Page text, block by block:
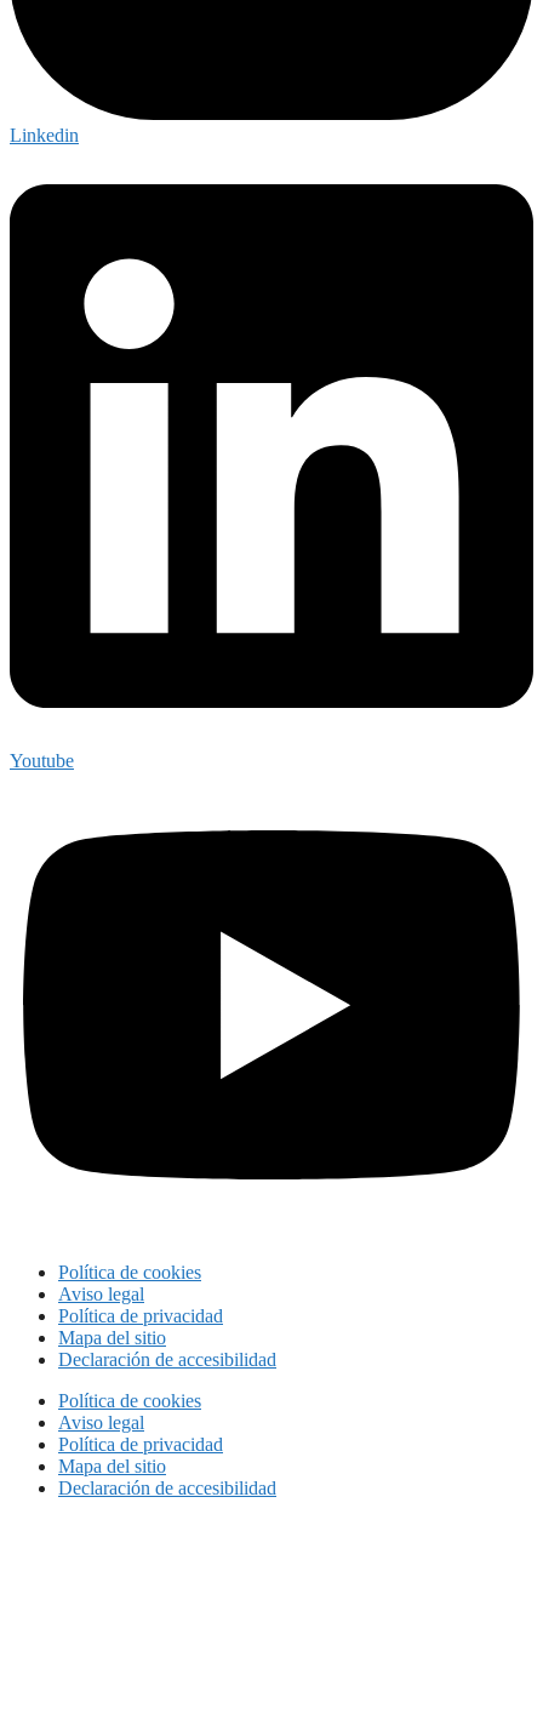
Linkedin
Youtube
Política de cookies
Aviso legal
Política de privacidad
Mapa del sitio
Declaración de accesibilidad
Política de cookies
Aviso legal
Política de privacidad
Mapa del sitio
Declaración de accesibilidad